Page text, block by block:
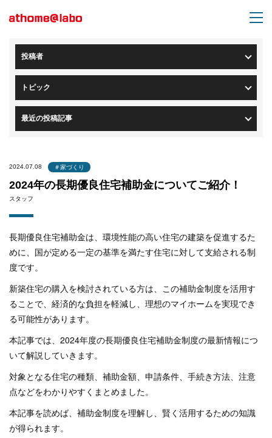
投稿者
トピック
最近の投稿記事
2024.07.08 ＃家づくり
2024年の長期優良住宅補助金についてご紹介！
スタッフ
長期優良住宅補助金は、環境性能の高い住宅の建築を促進するた
めに、国が定める一定の基準を満たす住宅に対して支給される制
度です。
新築住宅の購入を検討されている方は、この補助金制度を活用す
ることで、経済的な負担を軽減し、理想のマイホームを実現でき
る可能性があります。
本記事では、2024年度の長期優良住宅補助金制度の最新情報につ
いて解説していきます。
対象となる住宅の種類、補助金額、申請条件、手続き方法、注意
点などをわかりやすくまとめました。
本記事を読めば、補助金制度を理解し、賢く活用するための知識
が得られます。